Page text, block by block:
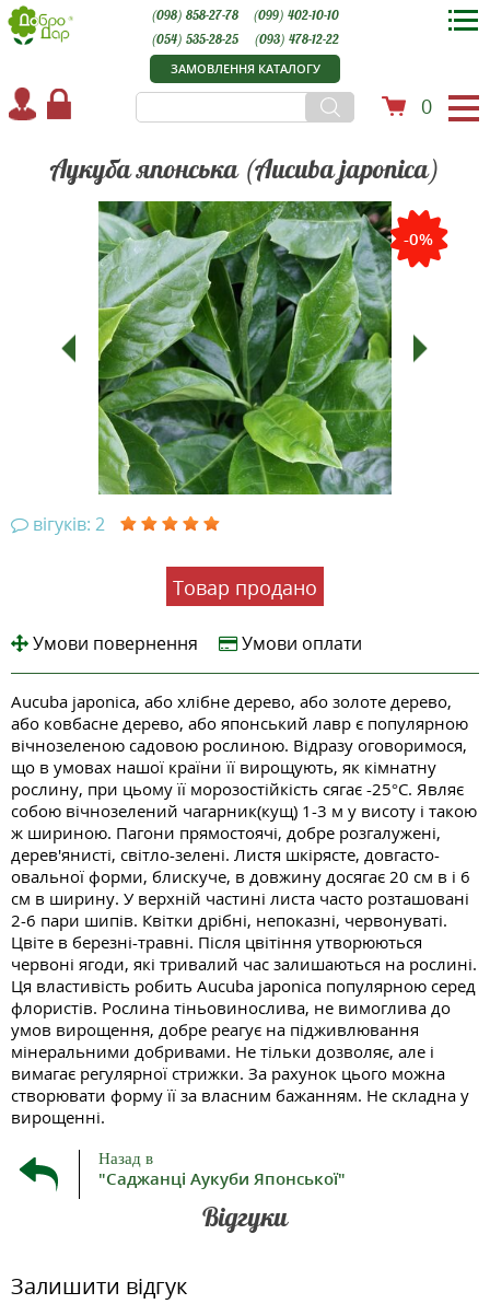
ЗАМОВЛЕННЯ КАТАЛОГУ
0
(098) 858-27-78
(099) 402-10-10
(054) 535-28-25
(093) 478-12-22
Аукуба японська (Aucuba japonica)
-0%
вігуків: 2
Товар продано
Умови повернення Умови оплати
Aucuba japonica, або хлібне дерево, або золоте дерево,
або ковбасне дерево, або японський лавр є популярною
вічнозеленою садовою рослиною. Відразу оговоримося,
що в умовах нашої країни її вирощують, як кімнатну
рослину, при цьому її морозостійкість сягає -25°С. Являє
собою вічнозелений чагарник(кущ) 1-3 м у висоту і такою
ж шириною. Пагони прямостоячі, добре розгалужені,
дерев'янисті, світло-зелені. Листя шкірясте, довгасто-
овальної форми, блискуче, в довжину досягає 20 см в і 6
см в ширину. У верхній частині листа часто розташовані
2-6 пари шипів. Квітки дрібні, непоказні, червонуваті.
Цвіте в березні-травні. Після цвітіння утворюються
червоні ягоди, які тривалий час залишаються на рослині.
Ця властивість робить Aucuba japonica популярною серед
флористів. Рослина тіньовинослива, не вимоглива до
умов вирощення, добре реагує на підживлювання
мінеральними добривами. Не тільки дозволяє, але і
вимагає регулярної стрижки. За рахунок цього можна
створювати форму її за власним бажанням. Не складна у
вирощенні.
Назад в
"Саджанці Аукуби Японської"
Відгуки
Залишити відгук